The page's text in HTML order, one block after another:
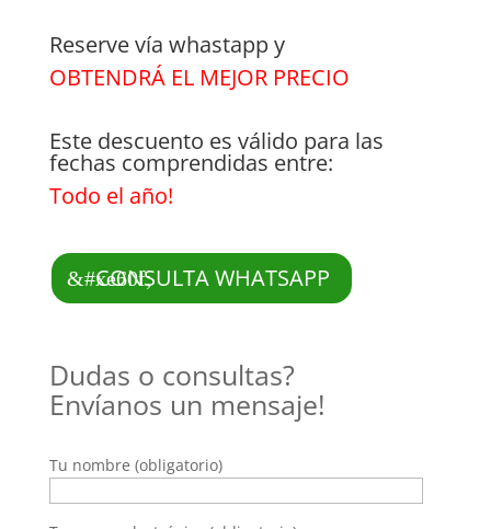
Reserve vía whastapp y
OBTENDRÁ EL MEJOR PRECIO
Este descuento es válido para las
fechas comprendidas entre:
Todo el año!
CONSULTA WHATSAPP
Dudas o consultas?
Envíanos un mensaje!
Tu nombre (obligatorio)